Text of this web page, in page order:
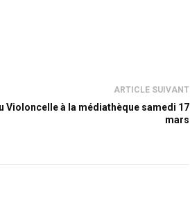
ARTICLE SUIVANT
Violoncelle à la médiathèque samedi 17
mars